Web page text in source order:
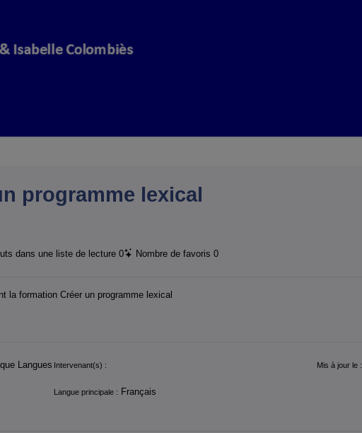
programme lexical
dans une liste de lecture 0 Nombre de favoris 0
la formation Créer un programme lexical
Langues Intervenant(s) : Mis à jour le :
Langue principale : Français